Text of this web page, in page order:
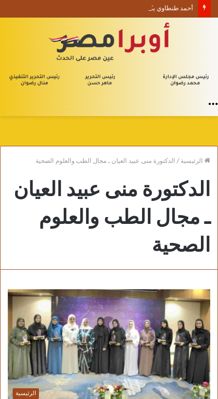
أحمد طنطاوي يكتب حين يصبح الوجود علامة استفهام
الرئيسية/الدكتورة منى عبيد العيان ـ مجال الطب والعلوم الصحية
الدكتورة منى عبيد العيان
ـ مجال الطب والعلوم
الصحية
الرئيسية